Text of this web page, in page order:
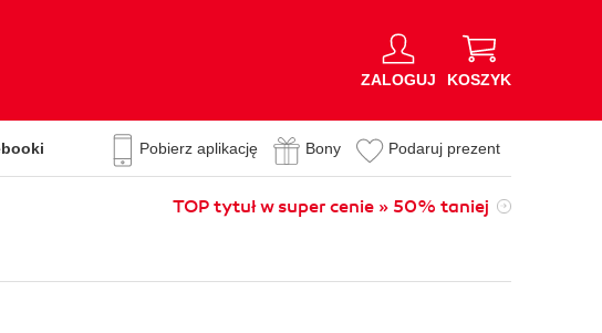
ZALOGUJ KOSZYK
Pobierz aplikację Bony Podaruj prezent
TOP tytuł w super cenie » 50% taniej